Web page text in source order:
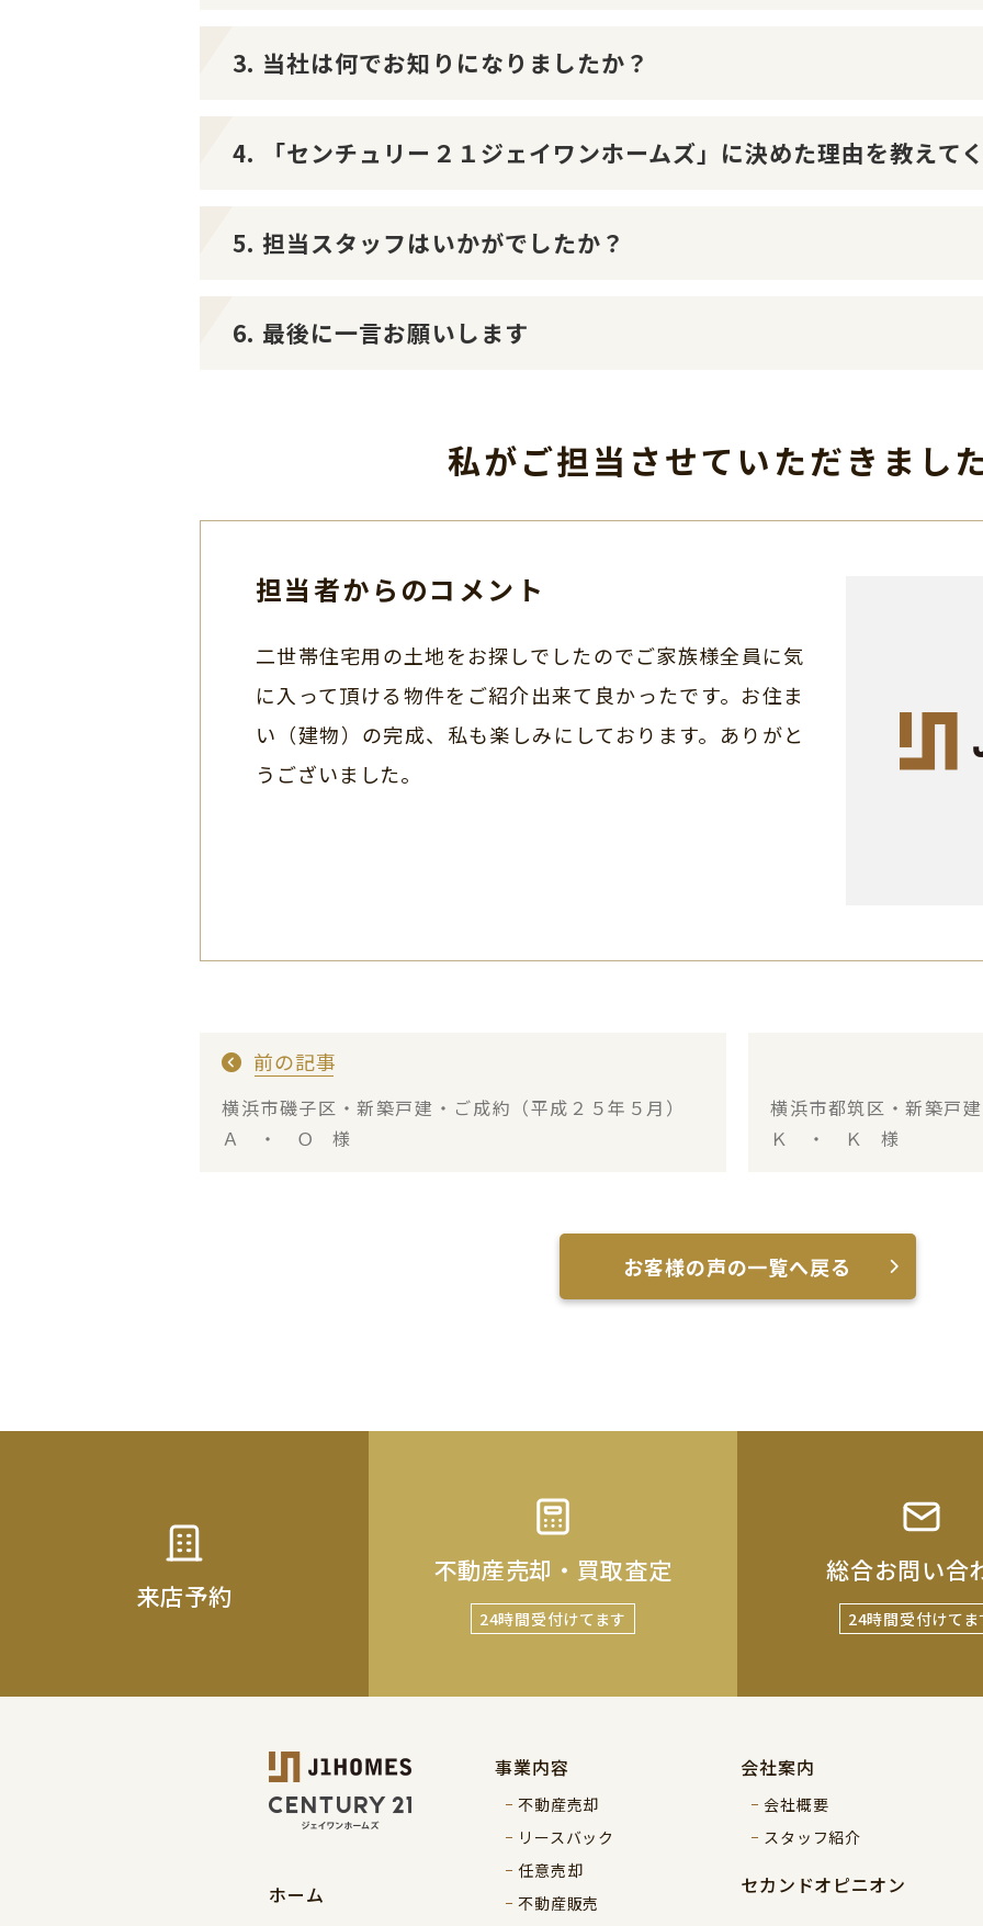
3. 当社は何でお知りになりましたか？
4. 「センチュリー２１ジェイワンホームズ」に決めた理由を教えて
5. 担当スタッフはいかがでしたか？
6. 最後に一言お願いします
私がご担当させていただきまし
担当者からのコメント
二世帯住宅用の土地をお探しでしたのでご家族様全員に気
に入って頂ける物件をご紹介出来て良かったです。お住ま
い（建物）の完成、私も楽しみにしております。ありがと
うございました。
前の記事
横浜市磯子区・新築戸建・ご成約（平成２５年５月）
Ａ ・ Ｏ 様
横浜市都筑区・新築戸
Ｋ ・ Ｋ 様
お客様の声の一覧へ戻る
来店予約
不動産売却・買取査定
24時間受付けてます
総合お問い合
24時間受付けてま
ホーム
事業内容
不動産売却
リースバック
任意売却
不動産販売
会社案内
会社概要
スタッフ紹介
セカンドオピニオン